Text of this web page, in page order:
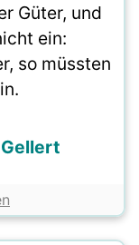
Güter, und
ein:
so müssten